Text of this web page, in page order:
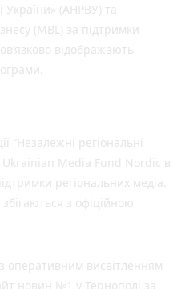
України» (АНРВУ) та
(MBL) за підтримки
відображають
“Незалежні регіональні
Ukrainian Media Fund Nordic в
регіональних медіа.
з офіційною
висвітленням
новин №1 у Тернополі за